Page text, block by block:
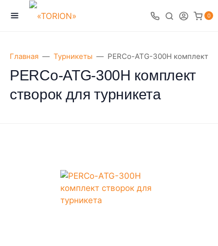
0
Главная Турникеты PERCo-ATG-300H комплект
PERCo-ATG-300H комплект
створок для турникета